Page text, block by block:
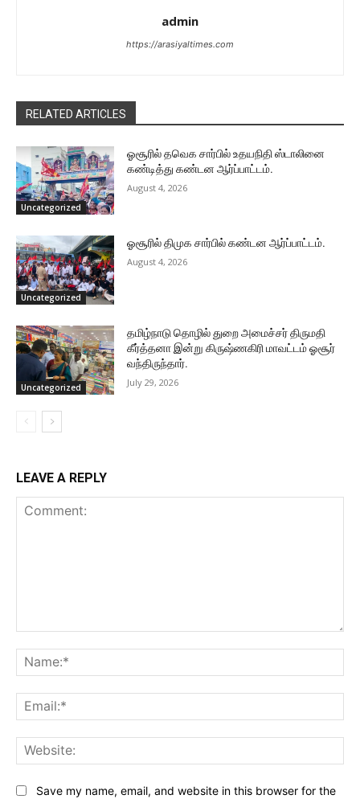
admin
https://arasiyaltimes.com
RELATED ARTICLES
Uncategorized
ஓசூரில் தவெக சார்பில் உதயநிதி ஸ்டாலினை
கண்டித்து கண்டன ஆர்ப்பாட்டம்.
August 4, 2026
Uncategorized
ஓசூரில் திமுக சார்பில் கண்டன ஆர்ப்பாட்டம்.
August 4, 2026
Uncategorized
தமிழ்நாடு தொழில் துறை அமைச்சர் திருமதி
கீர்த்தனா இன்று கிருஷ்ணகிரி மாவட்டம் ஓசூர்
வந்திருந்தார்.
July 29, 2026
LEAVE A REPLY
Save my name, email, and website in this browser for the